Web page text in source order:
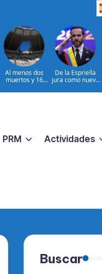
Al menos dos
muertos y 16
ataques rusos a
De la Espriella
jura como nuevo
Colombia
PRM Actividades
Buscar